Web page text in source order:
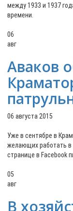
между 1933 и 1937
времени.
06
авг
Аваков
06 августа 2015
Уже в сентябре в
желающих работать в
странице в Facebook
05
авг
В